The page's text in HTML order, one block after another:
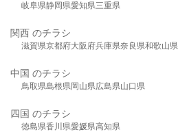
岐阜県静岡県愛知県三重県
関西 のチラシ
滋賀県京都府大阪府兵庫県奈良県和歌山県
中国 のチラシ
鳥取県島根県岡山県広島県山口県
四国 のチラシ
徳島県香川県愛媛県高知県